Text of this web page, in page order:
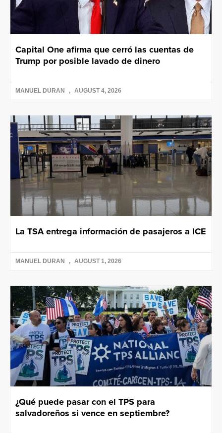
Capital One afirma que cerró las cuentas de
Trump por posible lavado de dinero
MANUEL DURAN AUGUST 4, 2026
La TSA entrega información de pasajeros a ICE
MANUEL DURAN AUGUST 1, 2026
¿Qué puede pasar con el TPS para
salvadoreños si vence en septiembre?